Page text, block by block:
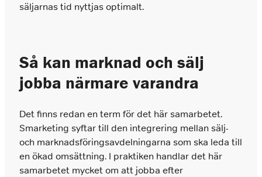
säljarnas tid nyttjas optimalt.
Så kan marknad och sälj
jobba närmare varandra
Det finns redan en term för det här samarbetet.
Smarketing syftar till den integrering mellan sälj-
och marknadsföringsavdelningarna som ska leda till
en ökad omsättning. I praktiken handlar det här
samarbetet mycket om att jobba efter